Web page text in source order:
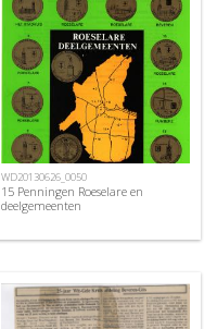
WD20130626_0050
15 Penningen Roeselare en
deelgemeenten